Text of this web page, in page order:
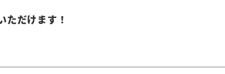
だけます！